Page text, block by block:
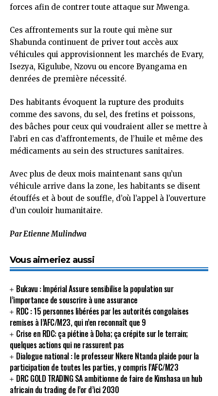
forces afin de contrer toute attaque sur Mwenga.
Ces affrontements sur la route qui mène sur
Shabunda continuent de priver tout accès aux
véhicules qui approvisionnent les marchés de Evary,
Isezya, Kigulube, Nzovu ou encore Byangama en
denrées de première nécessité.
Des habitants évoquent la rupture des produits
comme des savons, du sel, des fretins et poissons,
des bâches pour ceux qui voudraient aller se mettre à
l’abri en cas d’affrontements, de l’huile et même des
médicaments au sein des structures sanitaires.
Avec plus de deux mois maintenant sans qu’un
véhicule arrive dans la zone, les habitants se disent
étouffés et à bout de souffle, d’où l’appel à l’ouverture
d’un couloir humanitaire.
Par Etienne Mulindwa
Vous aimeriez aussi
Bukavu : Impérial Assure sensibilise la population sur
l’importance de souscrire à une assurance
RDC : 15 personnes libérées par les autorités congolaises
remises à l’AFC/M23, qui n’en reconnaît que 9
Crise en RDC: ça piétine à Doha; ça crépite sur le terrain;
quelques actions qui ne rassurent pas
Dialogue national : le professeur Nkere Ntanda plaide pour la
participation de toutes les parties, y compris l’AFC/M23
DRC GOLD TRADING SA ambitionne de faire de Kinshasa un hub
africain du trading de l’or d’ici 2030